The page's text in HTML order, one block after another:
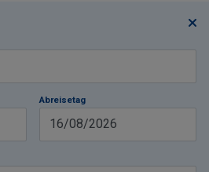
Abreisetag
16/08/2026